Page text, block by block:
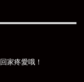
家疼愛哦！